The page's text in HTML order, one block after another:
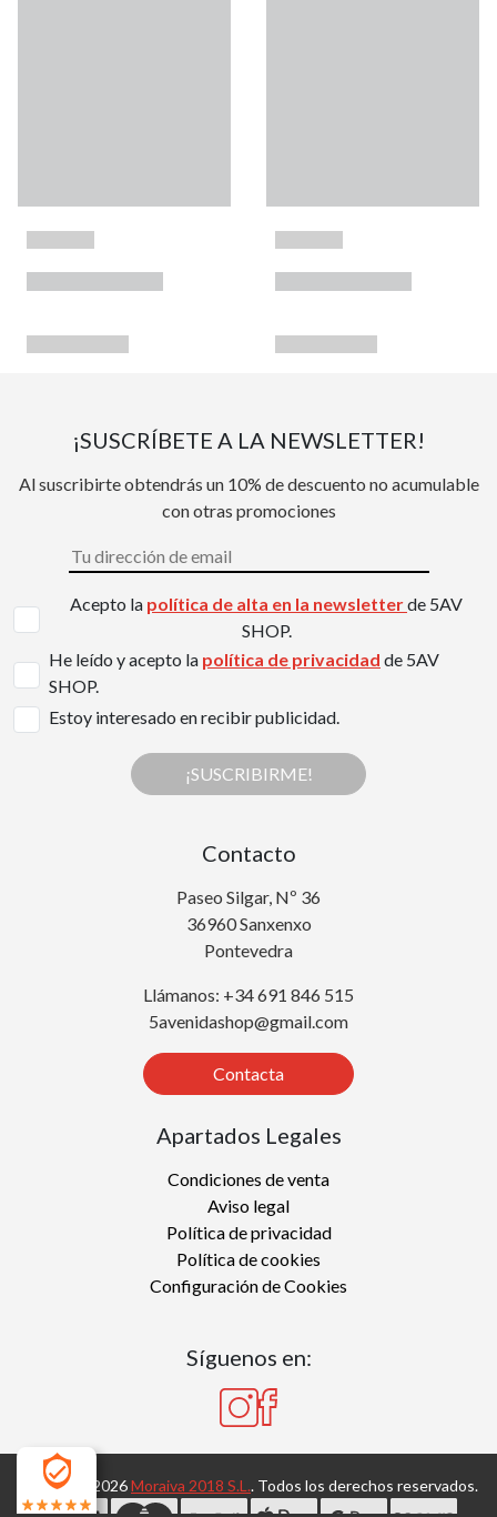
¡SUSCRÍBETE A LA NEWSLETTER!
Al suscribirte obtendrás un 10% de descuento no acumulable
con otras promociones
Acepto la política de alta en la newsletterde 5AV
SHOP.
He leído y acepto la política de privacidad de 5AV
SHOP.
Estoy interesado en recibir publicidad.
¡SUSCRIBIRME!
Contacto
Paseo Silgar, Nº 36
36960 Sanxenxo
Pontevedra
Llámanos: +34 691 846 515
5avenidashop@gmail.com
Contacta
Apartados Legales
Condiciones de venta
Aviso legal
Política de privacidad
Política de cookies
Configuración de Cookies
Síguenos en:
Copyright 2026Moraiva 2018 S.L.. Todos los derechos reservados.